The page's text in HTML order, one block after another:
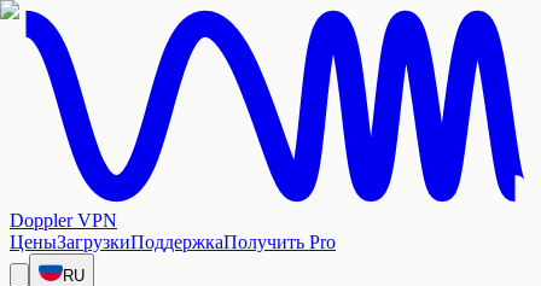
Doppler VPN
ЦеныЗагрузкиПоддержкаПолучить Pro
RU